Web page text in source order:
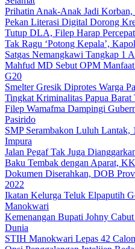
Prihatin Anak-Anak Jadi Korban,
Pekan Literasi Digital Dorong
Tutup DLA, Filep Harap
Tak Ragu ‘Potong Kepala’,
Satgas Nemangkawi Tangkap 1
Mahfud MD Sebut OPM
G20
Smelter Gresik Diprotes Warga
Tingkat Kriminalitas Papua
Filep Wamafma Dampingi
Pasirido
SMP Serambakon Luluh
Impura
Jalan Pegaf Tak Juga
Baku Tembak dengan Aparat,
Dokumen Diserahkan, DOB
2022
Ikatan Kelurga Teluk Elpaputih
Manokwari
Kemenangan Bupati Johny
Dunia
STIH Manokwari Lepas 42